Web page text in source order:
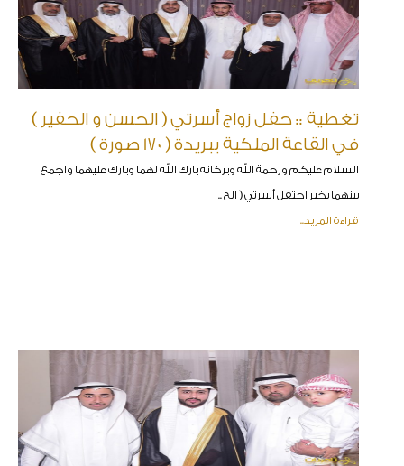
تغطية :: حفل زواج أسرتي ( الحسن و الحفير )
في القاعة الملكية ببريدة ( 170 صورة )
السلام عليكم ورحمة الله وبركاته بارك الله لهما وبارك عليهما واجمع
بينهما بخير احتفل أسرتي ( الح ..
قراءة المزيد..